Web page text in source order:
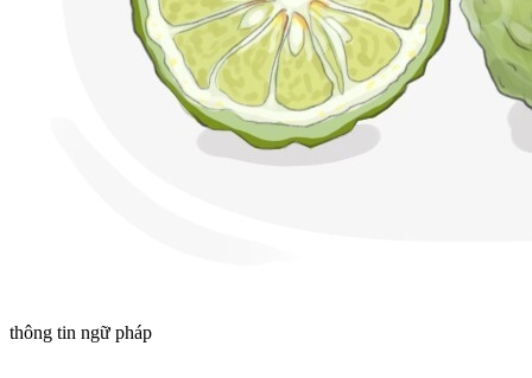
thông tin ngữ pháp